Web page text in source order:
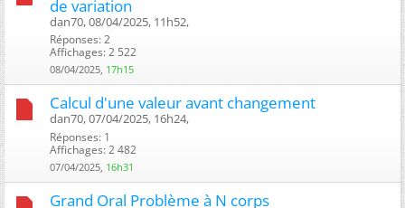
de variation
dan70, 08/04/2025, 11h52, ‎
Réponses: 2
Affichages: 2 522
08/04/2025, 17h15
Calcul d'une valeur avant changement
dan70, 07/04/2025, 16h24, ‎
Réponses: 1
Affichages: 2 482
07/04/2025, 16h31
Grand Oral Problème à N corps